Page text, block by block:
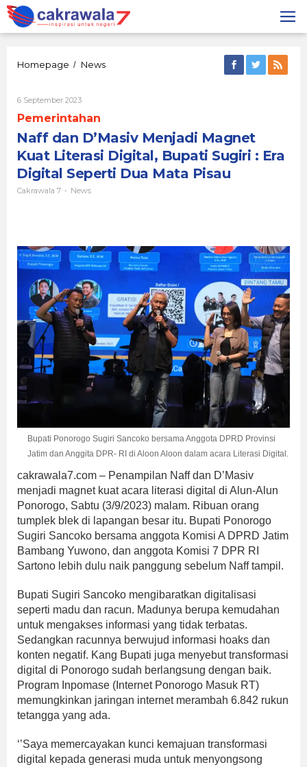
Lewati
ke
konten
Homepage / NewsNaff
Literasi
Digital,
Bupati
Sugiri
Mata
Pisau
6 September 2023Oleh
7
Pemerintahan
Naff dan D’Masiv Menjadi Magnet
Kuat Literasi Digital, Bupati Sugiri : Era
Digital Seperti Dua Mata Pisau
Cakrawala 7 - News
Bupati Ponorogo Sugiri Sancoko bersama Anggota DPRD Provinsi
Jatim dan Anggita DPR- RI di Aloon Aloon dalam acara Literasi Digital.
cakrawala7.com – Penampilan Naff dan D’Masiv
menjadi magnet kuat acara literasi digital di Alun-Alun
Ponorogo, Sabtu (3/9/2023) malam. Ribuan orang
tumplek blek di lapangan besar itu. Bupati Ponorogo
Sugiri Sancoko bersama anggota Komisi A DPRD Jatim
Bambang Yuwono, dan anggota Komisi 7 DPR RI
Sartono lebih dulu naik panggung sebelum Naff tampil.
Bupati Sugiri Sancoko mengibaratkan digitalisasi
seperti madu dan racun. Madunya berupa kemudahan
untuk mengakses informasi yang tidak terbatas.
Sedangkan racunnya berwujud informasi hoaks dan
konten negatif. Kang Bupati juga menyebut transformasi
digital di Ponorogo sudah berlangsung dengan baik.
Program Inpomase (Internet Ponorogo Masuk RT)
memungkinkan jaringan internet merambah 6.842 rukun
tetangga yang ada.
‘’Saya memercayakan kunci kemajuan transformasi
digital kepada generasi muda untuk menyongsong